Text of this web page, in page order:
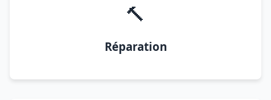
🔨
Réparation